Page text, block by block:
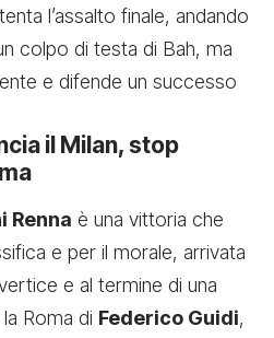
l’assalto finale, andando
colpo di testa di Bah, ma
e difende un successo
il Milan, stop
Renna è una vittoria che
e per il morale, arrivata
e al termine di una
Roma di Federico Guidi,